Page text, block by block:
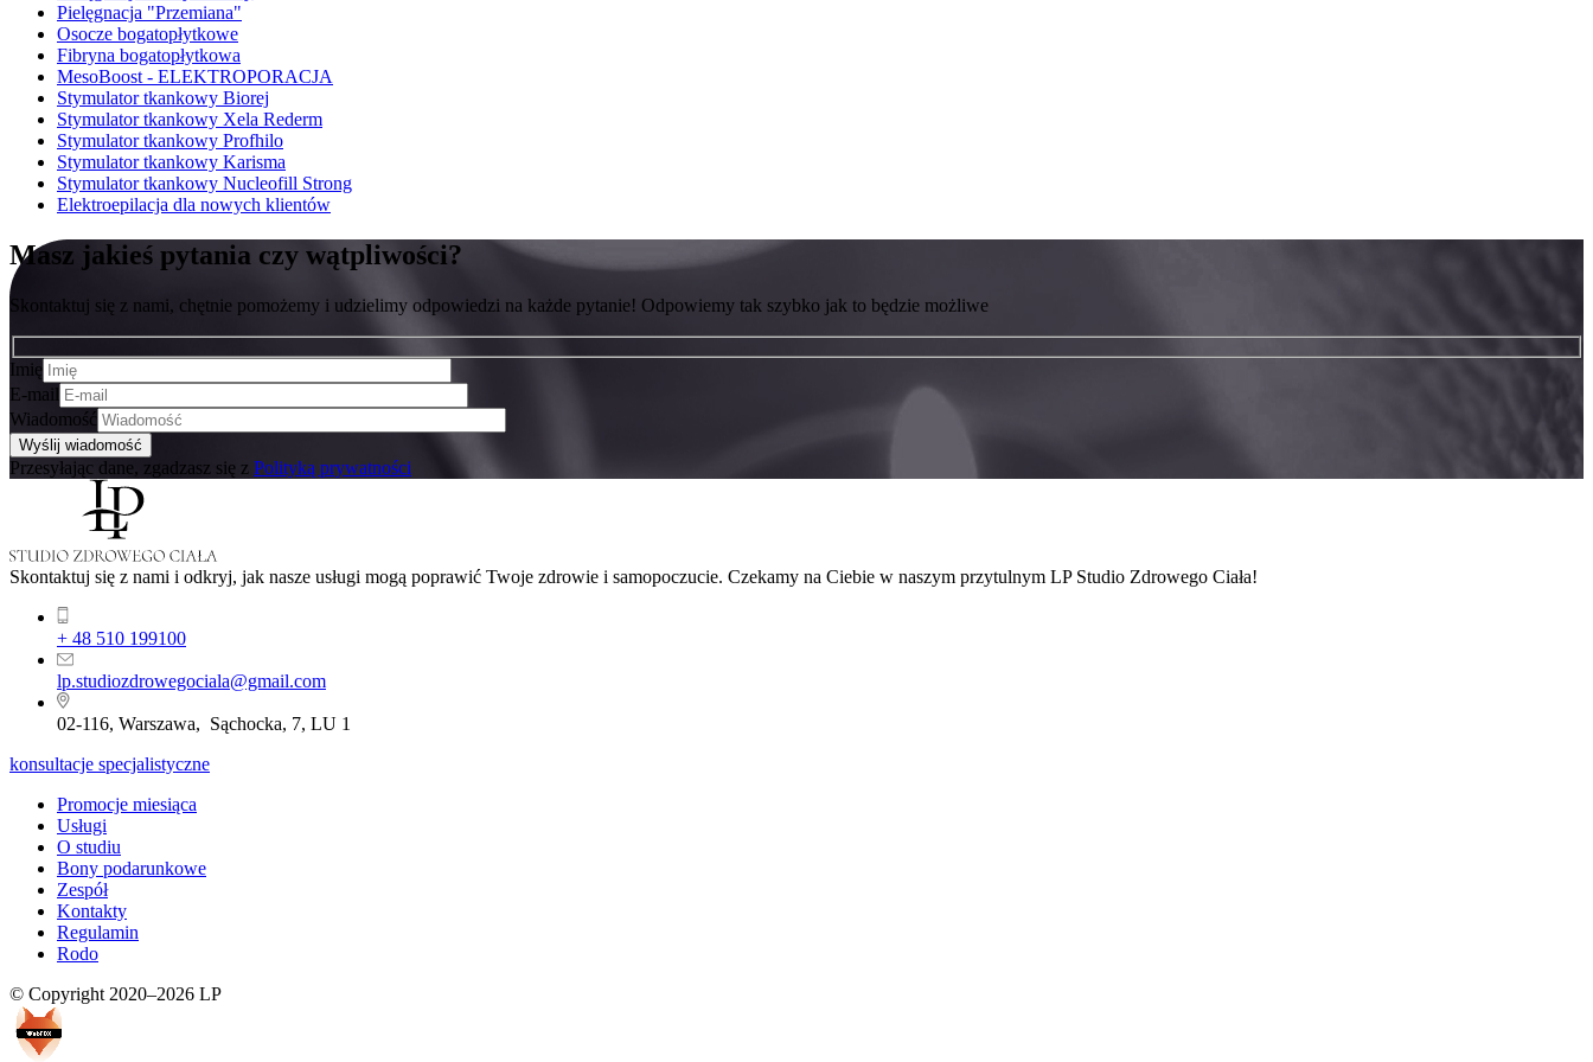
Pielęgnacja "Przemiana"
Osocze bogatopłytkowe
Fibryna bogatopłytkowa
MesoBoost - ELEKTROPORACJA
Stymulator tkankowy Biorej
Stymulator tkankowy Xela Rederm
Stymulator tkankowy Profhilo
Stymulator tkankowy Karisma
Stymulator tkankowy Nucleofill Strong
Elektroepilacja dla nowych klientów
Masz jakieś pytania czy wątpliwości?
Skontaktuj się z nami, chętnie pomożemy i udzielimy odpowiedzi na każde pytanie! Odpowiemy tak szybko jak to będzie możliwe
Imię
E-mail
Wiadomość
Przesyłając dane, zgadzasz się z Polityką prywatności
Skontaktuj się z nami i odkryj, jak nasze usługi mogą poprawić Twoje zdrowie i samopoczucie. Czekamy na Ciebie w naszym przytulnym LP Studio Zdrowego Ciała!
+ 48 510 199100
lp.studiozdrowegociala@gmail.com
02-116, Warszawa, Sąchocka, 7, LU 1
konsultacje specjalistyczne
Promocje miesiąca
Usługi
O studiu
Bony podarunkowe
Zespół
Kontakty
Regulamin
Rodo
© Copyright 2020–2026 LP